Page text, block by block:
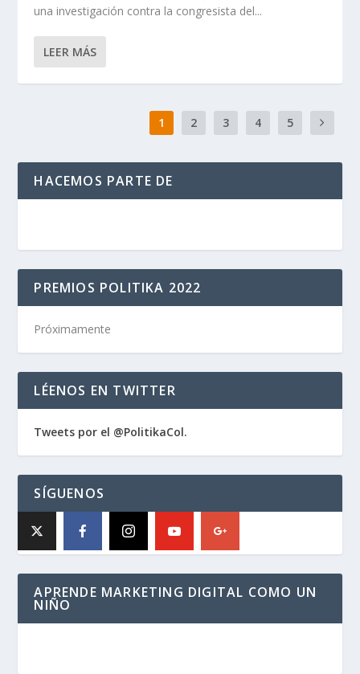
una investigación contra la congresista del...
LEER MÁS
1 2 3 4 5
HACEMOS PARTE DE
PREMIOS POLITIKA 2022
Próximamente
LÉENOS EN TWITTER
Tweets por el @PolitikaCol.
SÍGUENOS
APRENDE MARKETING DIGITAL COMO UN
NIÑO